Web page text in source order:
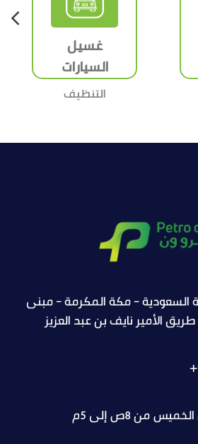
غسيل
السيارات
التنظيف
السعودية - مكة المكرمة - مبنى
طريق الأمير نايف بن عبد العزيز
من 8ص إلى 5م